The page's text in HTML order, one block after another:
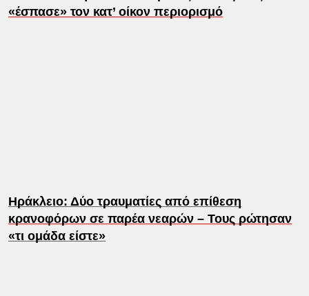
«έσπασε» τον κατ’ οίκον περιορισμό
Ηράκλειο: Δύο τραυματίες από επίθεση
κρανοφόρων σε παρέα νεαρών – Τους ρώτησαν
«τι ομάδα είστε»